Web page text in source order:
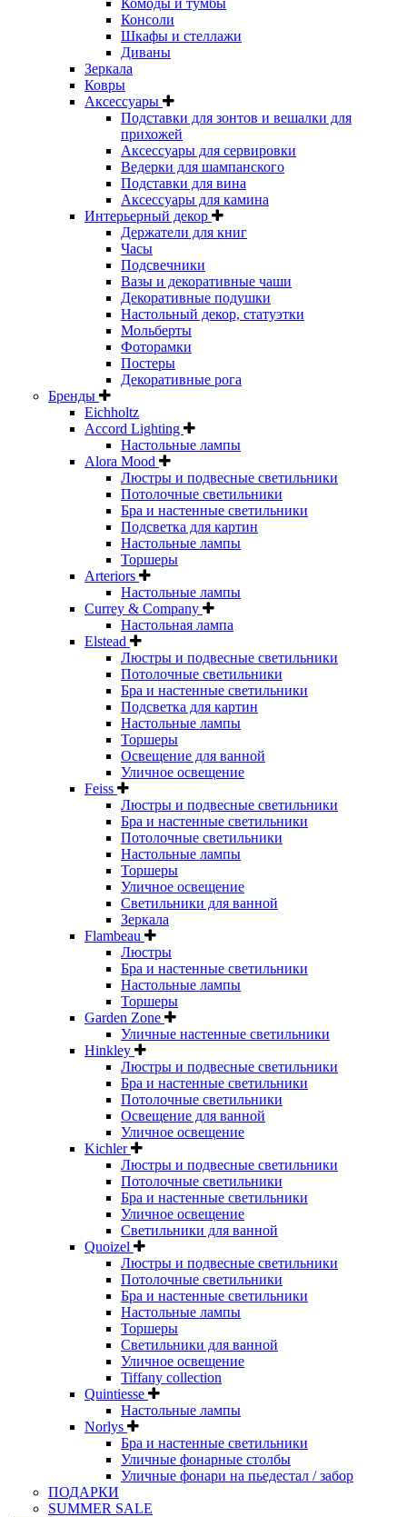
Комоды и тумбы
Консоли
Шкафы и стеллажи
Диваны
Зеркала
Ковры
Аксессуары
Подставки для зонтов и вешалки для
прихожей
Аксессуары для сервировки
Ведерки для шампанского
Подставки для вина
Аксессуары для камина
Интерьерный декор
Держатели для книг
Часы
Подсвечники
Вазы и декоративные чаши
Декоративные подушки
Настольный декор, статуэтки
Мольберты
Фоторамки
Постеры
Декоративные рога
Бренды
Eichholtz
Accord Lighting
Настольные лампы
Alora Mood
Люстры и подвесные светильники
Потолочные светильники
Бра и настенные светильники
Подсветка для картин
Настольные лампы
Торшеры
Arteriors
Настольные лампы
Currey & Company
Настольная лампа
Elstead
Люстры и подвесные светильники
Потолочные светильники
Бра и настенные светильники
Подсветка для картин
Настольные лампы
Торшеры
Освещение для ванной
Уличное освещение
Feiss
Люстры и подвесные светильники
Бра и настенные светильники
Потолочные светильники
Настольные лампы
Торшеры
Уличное освещение
Светильники для ванной
Зеркала
Flambeau
Люстры
Бра и настенные светильники
Настольные лампы
Торшеры
Garden Zone
Уличные настенные светильники
Hinkley
Люстры и подвесные светильники
Бра и настенные светильники
Потолочные светильники
Освещение для ванной
Уличное освещение
Kichler
Люстры и подвесные светильники
Потолочные светильники
Бра и настенные светильники
Уличное освещение
Светильники для ванной
Quoizel
Люстры и подвесные светильники
Потолочные светильники
Бра и настенные светильники
Настольные лампы
Торшеры
Светильники для ванной
Уличное освещение
Tiffany collection
Quintiesse
Настольные лампы
Norlys
Бра и настенные светильники
Уличные фонарные столбы
Уличные фонари на пьедестал / забор
ПОДАРКИ
SUMMER SALE